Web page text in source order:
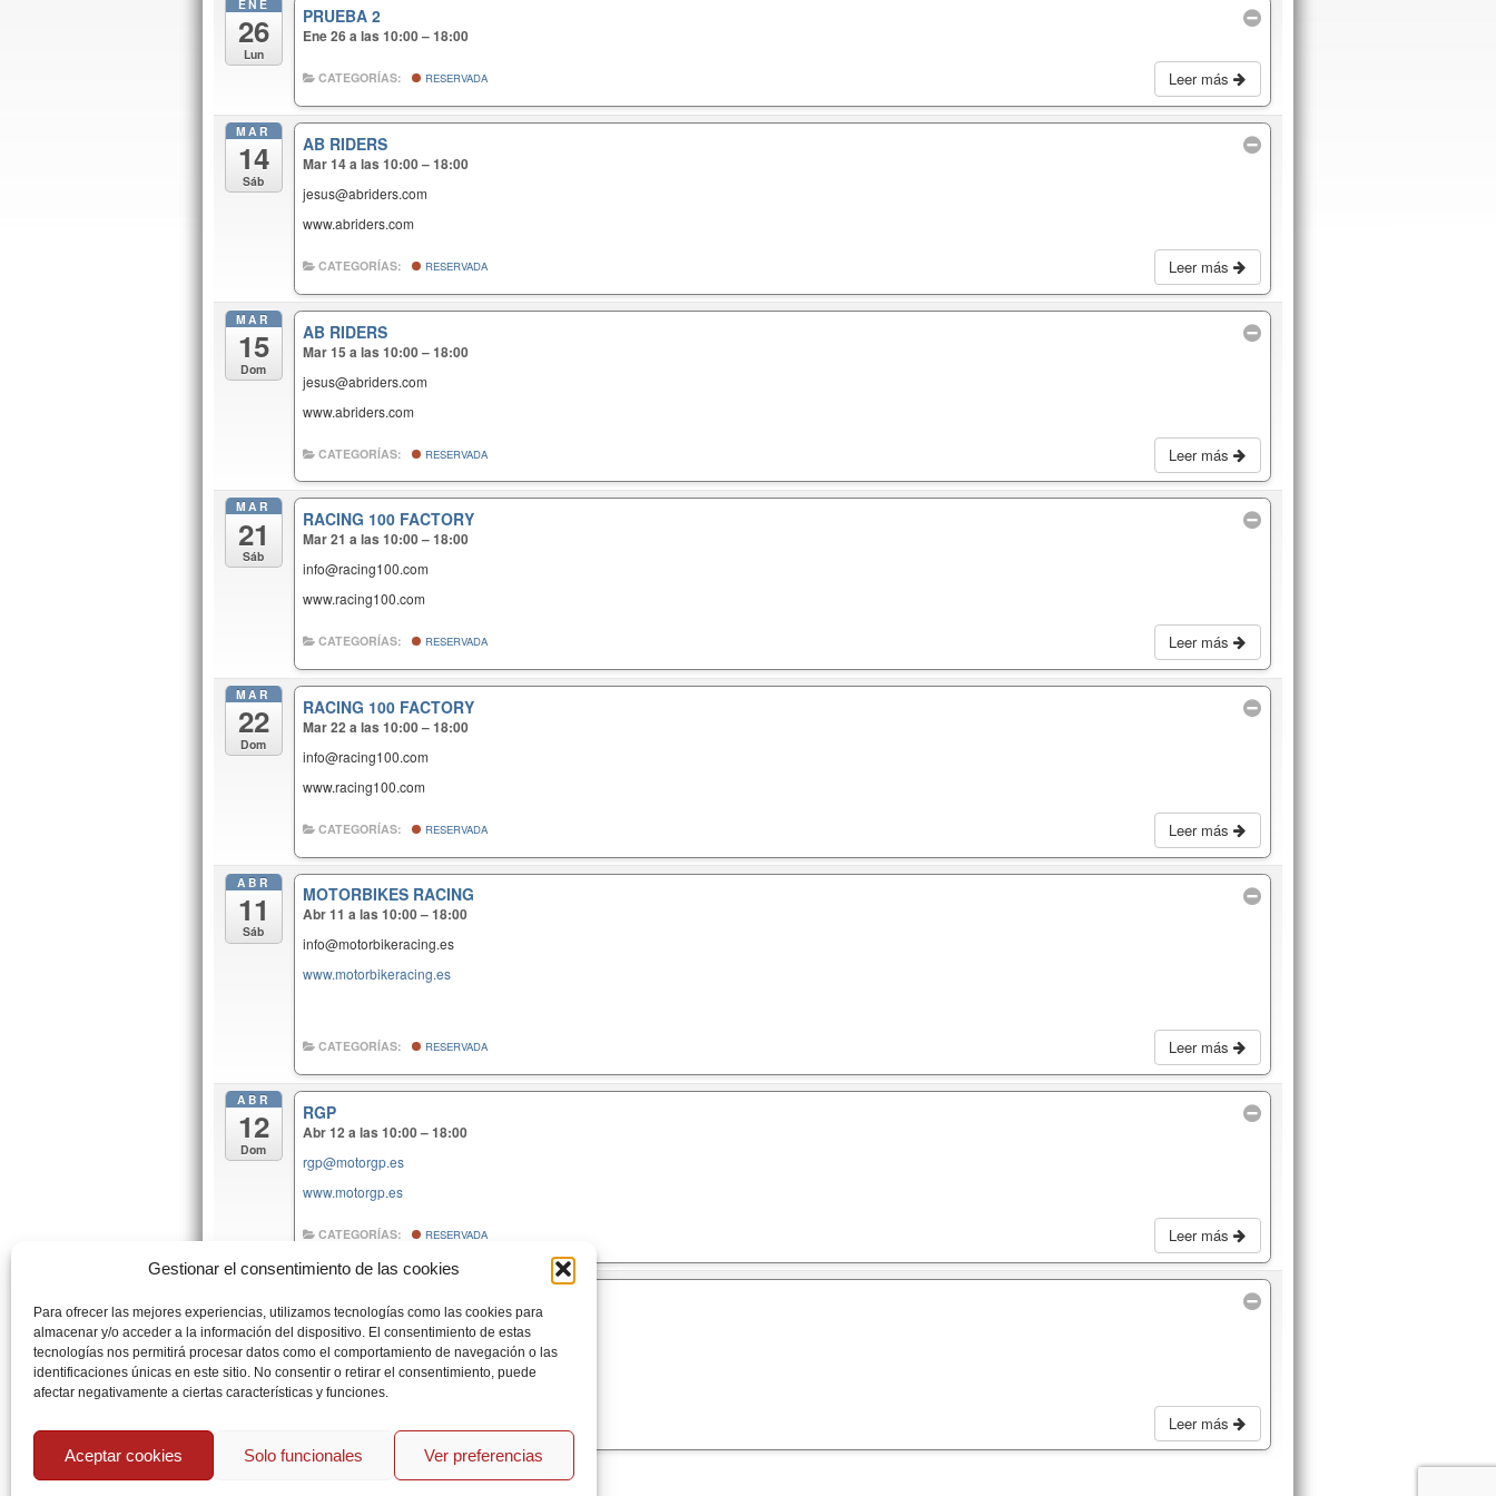
Gestionar el consentimiento de las cookies
Para ofrecer las mejores experiencias, utilizamos tecnologías como las cookies para
almacenar y/o acceder a la información del dispositivo. El consentimiento de estas
tecnologías nos permitirá procesar datos como el comportamiento de navegación o las
identificaciones únicas en este sitio. No consentir o retirar el consentimiento, puede
afectar negativamente a ciertas características y funciones.
Aceptar cookies Solo funcionales Ver preferencias
ENE
26
Lun
PRUEBA 2
Ene 26 a las 10:00 – 18:00
Leer más
CATEGORÍAS: RESERVADA
MAR
14
Sáb
AB RIDERS
Mar 14 a las 10:00 – 18:00
jesus@abriders.com
www.abriders.com
Leer más
CATEGORÍAS: RESERVADA
MAR
15
Dom
AB RIDERS
Mar 15 a las 10:00 – 18:00
jesus@abriders.com
www.abriders.com
Leer más
CATEGORÍAS: RESERVADA
MAR
21
Sáb
RACING 100 FACTORY
Mar 21 a las 10:00 – 18:00
info@racing100.com
www.racing100.com
Leer más
CATEGORÍAS: RESERVADA
MAR
22
Dom
RACING 100 FACTORY
Mar 22 a las 10:00 – 18:00
info@racing100.com
www.racing100.com
Leer más
CATEGORÍAS: RESERVADA
ABR
11
Sáb
MOTORBIKES RACING
Abr 11 a las 10:00 – 18:00
info@motorbikeracing.es
www.motorbikeracing.es
Leer más
CATEGORÍAS: RESERVADA
ABR
12
Dom
RGP
Abr 12 a las 10:00 – 18:00
rgp@motorgp.es
www.motorgp.es
Leer más
CATEGORÍAS: RESERVADA
18
Sáb
Abr 18 a las 10:00 – 18:00
jesus@abriders.com
www.abriders.com
Leer más
DICIEMBRE 2025 – ABRIL 2026